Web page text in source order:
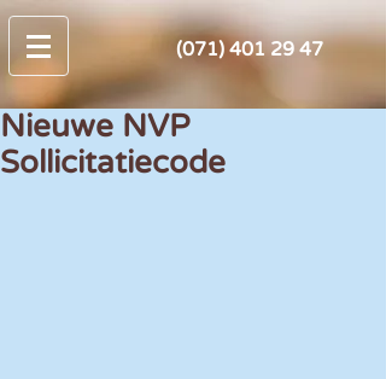
(071) 401 29 47
Nieuwe NVP
Sollicitatiecode